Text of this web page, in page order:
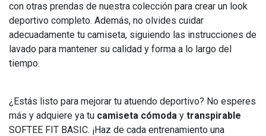
con otras prendas de nuestra colección para crear un look
deportivo completo. Además, no olvides cuidar
adecuadamente tu camiseta, siguiendo las instrucciones de
lavado para mantener su calidad y forma a lo largo del
tiempo.
¿Estás listo para mejorar tu atuendo deportivo? No esperes
más y adquiere ya tu camiseta cómoda y transpirable
SOFTEE FIT BASIC. ¡Haz de cada entrenamiento una